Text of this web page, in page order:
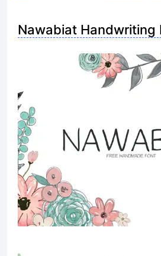
Nawabiat Handwriting